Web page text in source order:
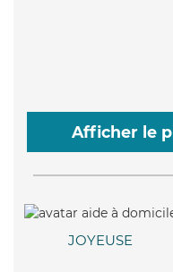
Afficher le
JOYEUSE